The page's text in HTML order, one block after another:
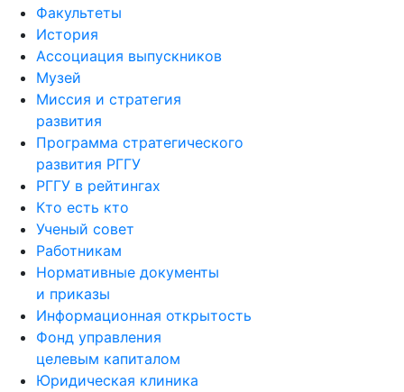
Факультеты
История
Ассоциация выпускников
Музей
Миссия и стратегия
развития
Программа стратегического
развития РГГУ
РГГУ в рейтингах
Кто есть кто
Ученый совет
Работникам
Нормативные документы
и приказы
Информационная открытость
Фонд управления
целевым капиталом
Юридическая клиника